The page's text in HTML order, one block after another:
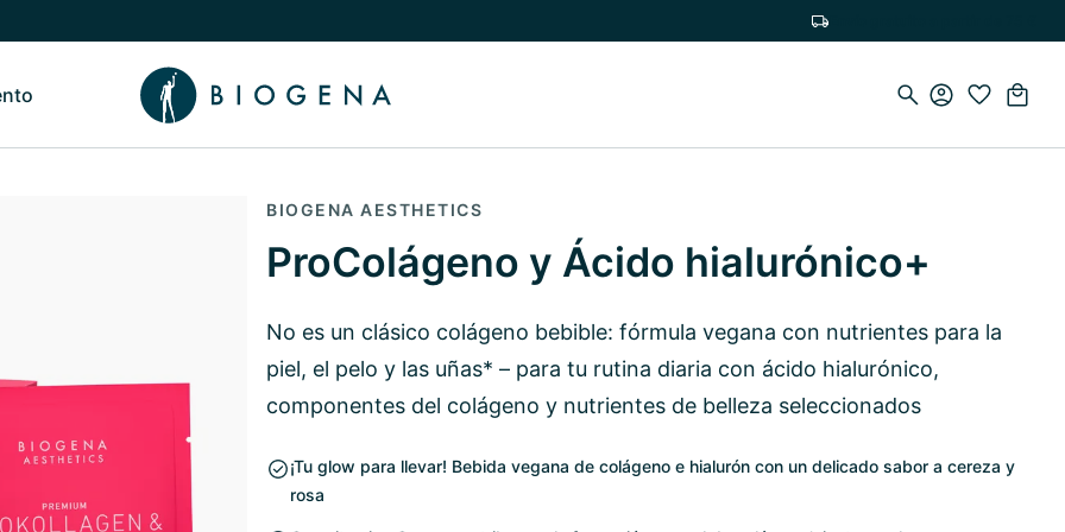
NosotrosAlternar submenú de Conocimiento
BIOGENA AESTHETICS
ProColágeno y Ácido hialurónico+
No es un clásico colágeno bebible: fórmula vegana con nutrientes para la
piel, el pelo y las uñas* – para tu rutina diaria con ácido hialurónico,
componentes del colágeno y nutrientes de belleza seleccionados
¡Tu glow para llevar! Bebida vegana de colágeno e hialurón con un delicado sabor a cereza y
rosa